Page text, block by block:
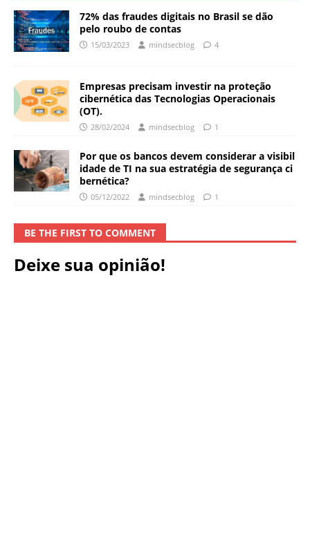
72% das fraudes digitais no Brasil se dão
pelo roubo de contas
15/03/2023 mindsecblog 4
Empresas precisam investir na proteção
cibernética das Tecnologias Operacionais
(OT).
28/02/2024 mindsecblog 1
Por que os bancos devem considerar a visibil
idade de TI na sua estratégia de segurança ci
bernética?
05/12/2022 mindsecblog 1
BE THE FIRST TO COMMENT
Deixe sua opinião!